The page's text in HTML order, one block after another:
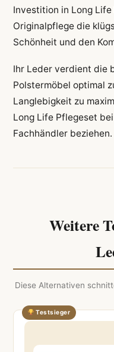
Investition in Long
Originalpflege die
Schönheit und den
Ihr Leder verdient die
Polstermöbel optimal
Langlebigkeit zu
Long Life Pflegeset
Fachhändler beziehen.
Weitere
Diese Alternativen
Testsieger